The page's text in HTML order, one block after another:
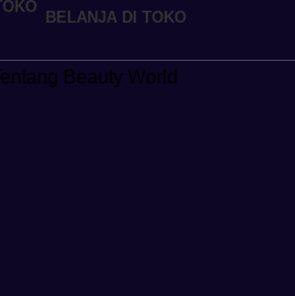
BELANJA DI TOKO